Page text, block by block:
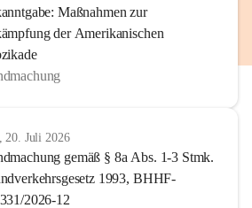
Maßnahmen zur
der Amerikanischen
20. Juli 2026
gemäß § 8a Abs. 1-3 Stmk.
1993, BHHF-
2026-12